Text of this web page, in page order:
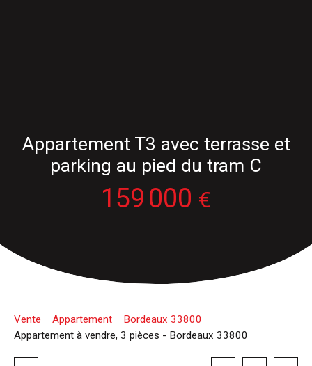
Appartement T3 avec terrasse et
parking au pied du tram C
159 000 €
Vente Appartement
Bordeaux 33800
Appartement à vendre, 3 pièces - Bordeaux 33800